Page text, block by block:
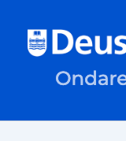
contenido